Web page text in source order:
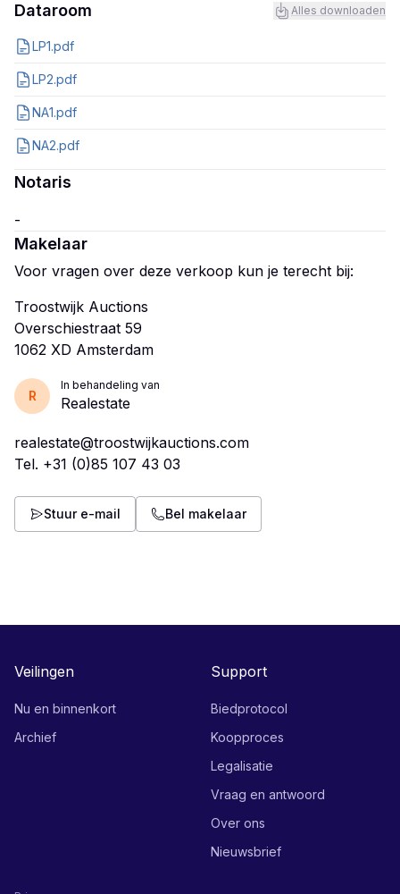
Dataroom Alles downloaden
LP1.pdf
LP2.pdf
NA1.pdf
NA2.pdf
Notaris
Makelaar
Voor vragen over deze verkoop kun je terecht bij:
Troostwijk Auctions
Overschiestraat 59
R
In behandeling van
Realestate
realestate@troostwijkauctions.com
Tel. +31 (0)85 107 43 03
Stuur e-mail Bel makelaar
Veilingen
Nu en binnenkort
Archief
Support
Biedprotocol
Koopproces
Legalisatie
Vraag en antwoord
Over ons
Nieuwsbrief